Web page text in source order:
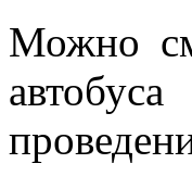
Можно